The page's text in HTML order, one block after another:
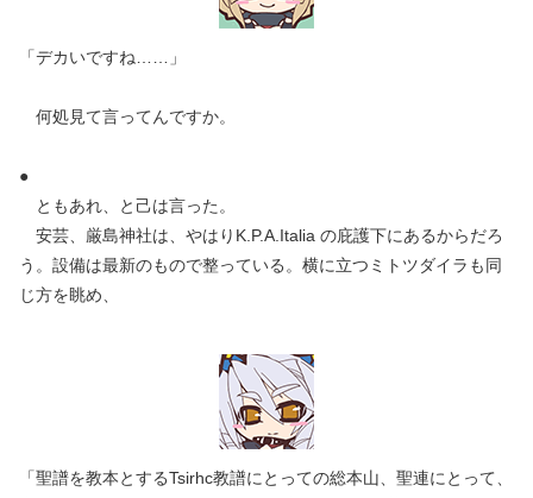
「デカいですね……」
何処見て言ってんですか。
●
ともあれ、と己は言った。
安芸、厳島神社は、やはりK.P.A.Italia の庇護下にあるからだろ
う。設備は最新のもので整っている。横に立つミトツダイラも同
じ方を眺め、
「聖譜を教本とするTsirhc教譜にとっての総本山、聖連にとって、